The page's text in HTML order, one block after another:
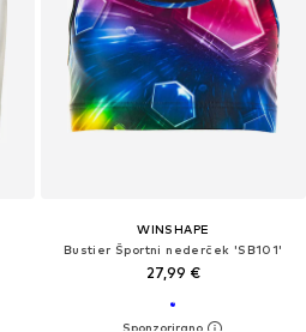
WINSHAPE
Bustier Športni nederček 'SB101'
27,99 €